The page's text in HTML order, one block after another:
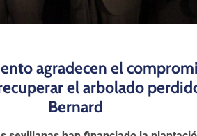
agradecen el
el arbolado
Bernard